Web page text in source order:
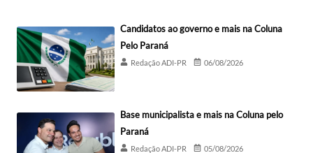
Candidatos ao governo e mais na Coluna
Pelo Paraná
Redação ADI-PR 06/08/2026
Base municipalista e mais na Coluna pelo
Paraná
Redação ADI-PR 05/08/2026